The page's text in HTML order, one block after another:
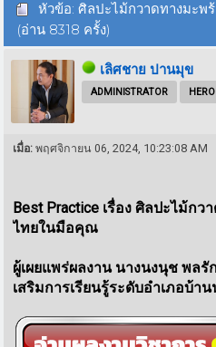
หัวข้อ: ศิลปะไม้กวาดทางมะ
(อ่าน 8318 ครั้ง)
เลิศชาย ปานมุข
ADMINISTRATOR
เมื่อ: พฤศจิกายน 06, 2024, 10:23:08 AM
Best Practice เรื่อง ศิลปะไม้ก
ไทยในมือคุณ
ผู้เผยแพร่ผลงาน นางนงนุช พล
เสริมการเรียนรู้ระดับอำเภอบ้า